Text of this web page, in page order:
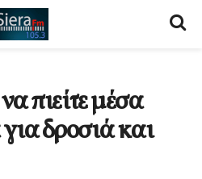
πιείτε μέσα
δροσιά και